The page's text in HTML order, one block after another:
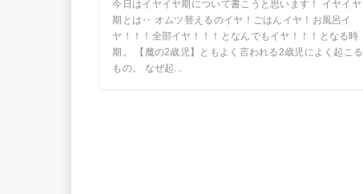
今日はイヤイヤ期について書こうと思います！ イヤイヤ
期とは‥ オムツ替えるのイヤ！ごはんイヤ！お風呂イ
ヤ！！！全部イヤ！！！となんでもイヤ！！！となる時
期。 【魔の2歳児】ともよく言われる2歳児によく起こる
もの。 なぜ起...